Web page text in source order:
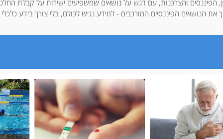
תחומי הנדל״ן, הפיננסים והצרכנות, עם דגש על נושאים שמשפיעים ישירות על קבלת